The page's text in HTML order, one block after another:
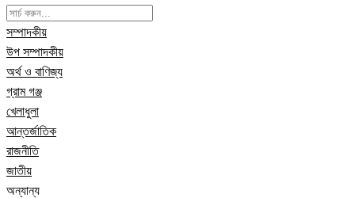
সম্পাদকীয়
উপ সম্পাদকীয়
অর্থ ও বাণিজ্য
গ্রাম গঞ্জ
খেলাধুলা
আন্তর্জাতিক
রাজনীতি
জাতীয়
অন্যান্য